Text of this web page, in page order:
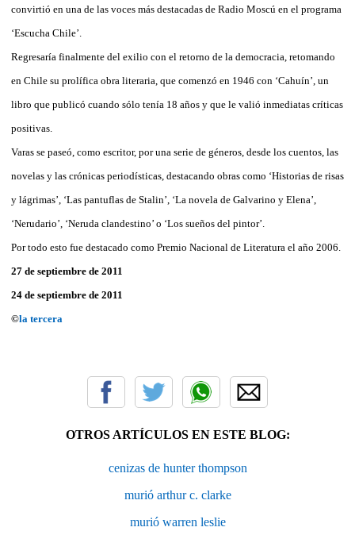
convirtió en una de las voces más destacadas de Radio Moscú en el programa
‘Escucha Chile’.
Regresaría finalmente del exilio con el retorno de la democracia, retomando
en Chile su prolífica obra literaria, que comenzó en 1946 con ‘Cahuín’, un
libro que publicó cuando sólo tenía 18 años y que le valió inmediatas críticas
positivas.
Varas se paseó, como escritor, por una serie de géneros, desde los cuentos, las
novelas y las crónicas periodísticas, destacando obras como ‘Historias de risas
y lágrimas’, ‘Las pantuflas de Stalin’, ‘La novela de Galvarino y Elena’,
‘Nerudario’, ‘Neruda clandestino’ o ‘Los sueños del pintor’.
Por todo esto fue destacado como Premio Nacional de Literatura el año 2006.
27 de septiembre de 2011
24 de septiembre de 2011
©la tercera
OTROS ARTÍCULOS EN ESTE BLOG:
cenizas de hunter thompson
murió arthur c. clarke
murió warren leslie